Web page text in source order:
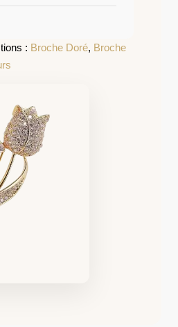
: Broche Doré, Broche